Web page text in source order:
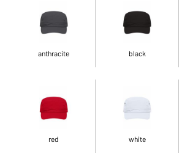
anthracite black
red white